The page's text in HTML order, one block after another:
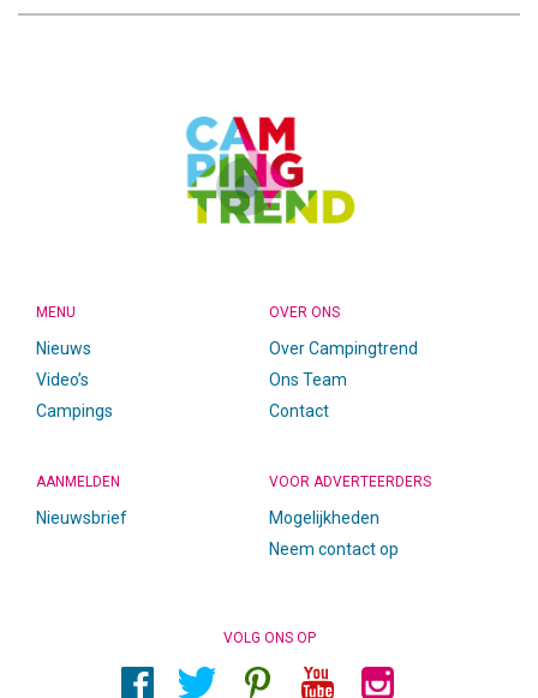
MENU
Nieuws
Video’s
Campings
OVER ONS
Over Campingtrend
Ons Team
Contact
AANMELDEN
Nieuwsbrief
VOOR ADVERTEERDERS
Mogelijkheden
Neem contact op
VOLG ONS OP